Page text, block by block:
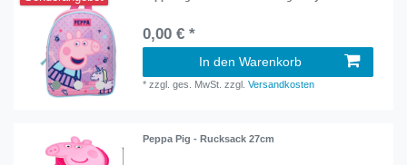
0,00 € *
In den Warenkorb
*zzgl. ges. MwSt. zzgl.Versandkosten
Peppa Pig - Rucksack 27cm